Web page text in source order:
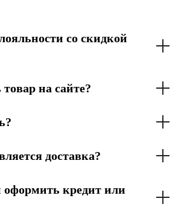
со скидкой
на сайте?
доставка?
кредит или